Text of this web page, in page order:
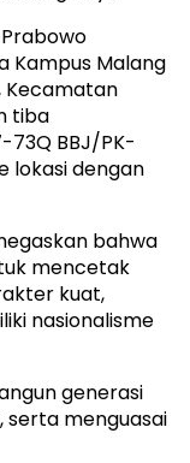
Kampus Malang
Kecamatan
tiba
73Q BBJ/PK-
lokasi dengan
bahwa
mencetak
kuat,
nasionalisme
generasi
serta menguasai